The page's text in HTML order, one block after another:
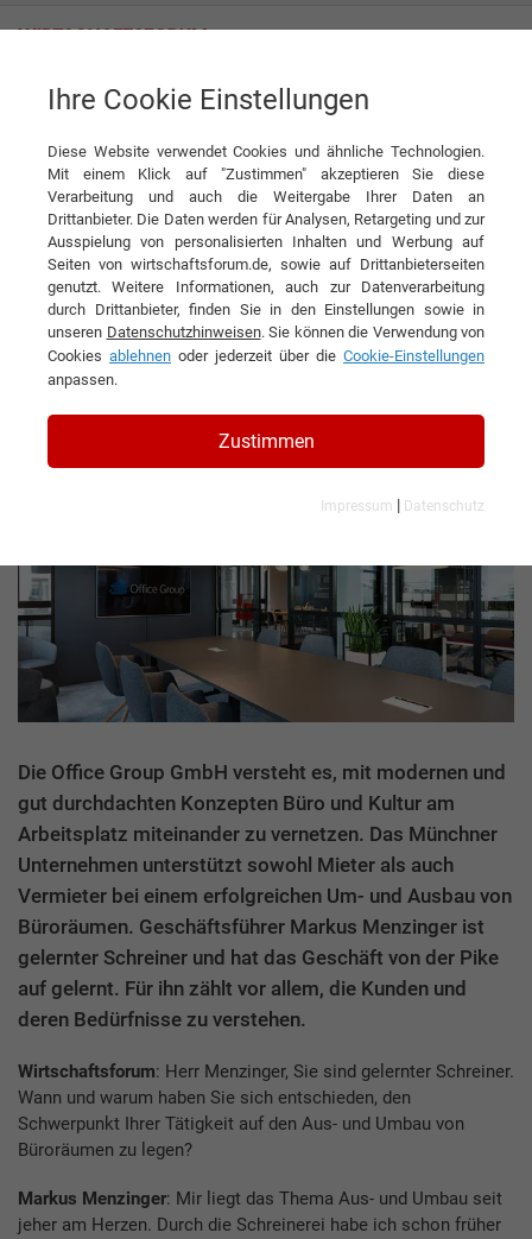
Office Group GmbH Moderne Büroräume mit Herz und Verstand
Interview Office Group GmbH
DIESEN ARTIKEL EMPFEHLEN
Moderne Büroräume mit Herz und
Verstand
Interview mit Markus Menzinger,
Geschäftsführer der Office Group GmbH
Die Office Group GmbH versteht es, mit modernen und
gut durchdachten Konzepten Büro und Kultur am
Arbeitsplatz miteinander zu vernetzen. Das Münchner
Unternehmen unterstützt sowohl Mieter als auch
Vermieter bei einem erfolgreichen Um- und Ausbau von
Büroräumen. Geschäftsführer Markus Menzinger ist
gelernter Schreiner und hat das Geschäft von der Pike
auf gelernt. Für ihn zählt vor allem, die Kunden und
deren Bedürfnisse zu verstehen.
Wirtschaftsforum: Herr Menzinger, Sie sind gelernter Schreiner.
Wann und warum haben Sie sich entschieden, den
Schwerpunkt Ihrer Tätigkeit auf den Aus- und Umbau von
Büroräumen zu legen?
Markus Menzinger: Mir liegt das Thema Aus- und Umbau seit
jeher am Herzen. Durch die Schreinerei habe ich schon früher
Ihre Cookie Einstellungen
Diese Website verwendet Cookies und ähnliche Technologien.
Mit einem Klick auf "Zustimmen" akzeptieren Sie diese
Verarbeitung und auch die Weitergabe Ihrer Daten an
Drittanbieter. Die Daten werden für Analysen, Retargeting und zur
Ausspielung von personalisierten Inhalten und Werbung auf
Seiten von wirtschaftsforum.de, sowie auf Drittanbieterseiten
genutzt. Weitere Informationen, auch zur Datenverarbeitung
durch Drittanbieter, finden Sie in den Einstellungen sowie in
unseren Datenschutzhinweisen. Sie können die Verwendung von
Cookies ablehnen oder jederzeit über die Cookie-Einstellungen
anpassen.
Zustimmen
Impressum | Datenschutz